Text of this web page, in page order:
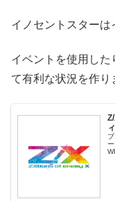
イノセントスターは
イベントを使用した
て有利な状況を作り